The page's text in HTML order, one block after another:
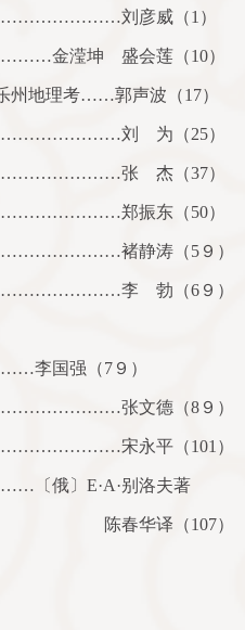
刘彦威（1 ）
金滢坤 盛会莲（10）
州地理考……郭声波（17）
刘 为（25）
张 杰（37）
………………………郑振东（50）
褚静涛（5 ９）
李 勃（6 ９）
李国强（7 ９）
张文德（8 ９）
宋永平（101 ）
〔俄〕 E·A·别洛夫著
（107）